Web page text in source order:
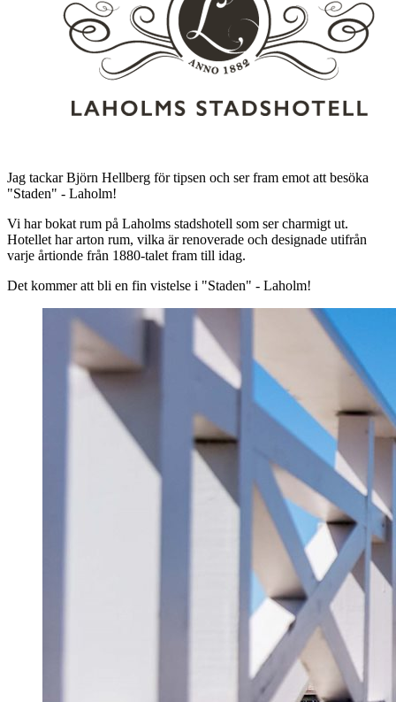
Jag tackar Björn Hellberg för tipsen och ser fram emot att besöka
"Staden" - Laholm!
Vi har bokat rum på Laholms stadshotell som ser charmigt ut.
Hotellet har arton rum, vilka är renoverade och designade utifrån
varje årtionde från 1880-talet fram till idag.
Det kommer att bli en fin vistelse i "Staden" - Laholm!